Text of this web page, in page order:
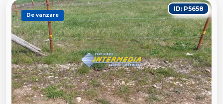
De vanzare
ID: P5658